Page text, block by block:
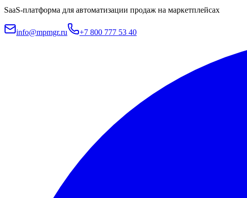
SaaS-платформа для автоматизации продаж на маркетплейсах
info@mpmgr.ru +7 800 777 53 40